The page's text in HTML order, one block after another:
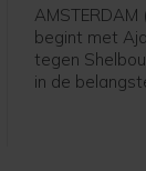
begint met
tegen
in de